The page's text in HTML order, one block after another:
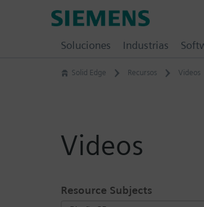
Solid Edge Recursos Videos
Videos
Resource Subjects
Soluciones Industrias